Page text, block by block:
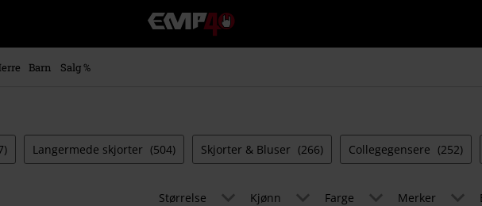
EMP
-
Musikk,
Alternativ
Barn Salg %
Langermede skjorter (504) Skjorter & Bluser (266) Collegegensere (252)
Størrelse Kjønn Farge Merker